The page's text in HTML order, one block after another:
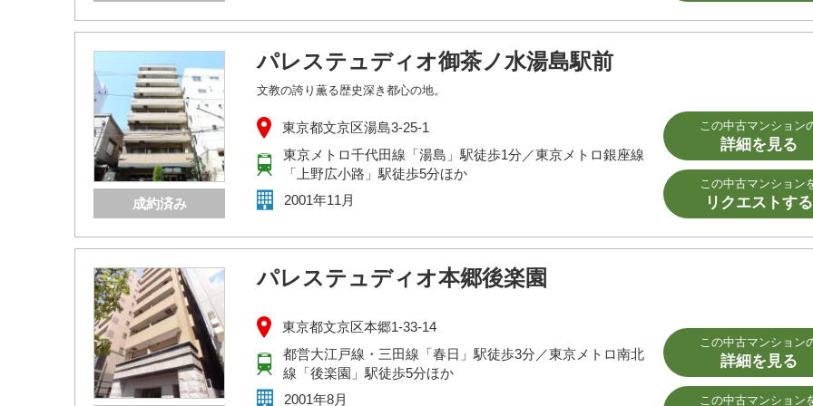
パレステュディオ御茶ノ水湯島駅前
成約済み
文教の誇り薫る歴史深き都心の地。
東京都文京区湯島3-25-1
東京メトロ千代田線「湯島」駅徒歩1分／東京メトロ銀座線
「上野広小路」駅徒歩5分ほか
2001年11月
この中古マンション
詳細を見る
この中古マンション
リクエストする
パレステュディオ本郷後楽園
東京都文京区本郷1-33-14
都営大江戸線・三田線「春日」駅徒歩3分／東京メトロ南北
線「後楽園」駅徒歩5分ほか
2001年8月
この中古マンション
詳細を見る
この中古マンション